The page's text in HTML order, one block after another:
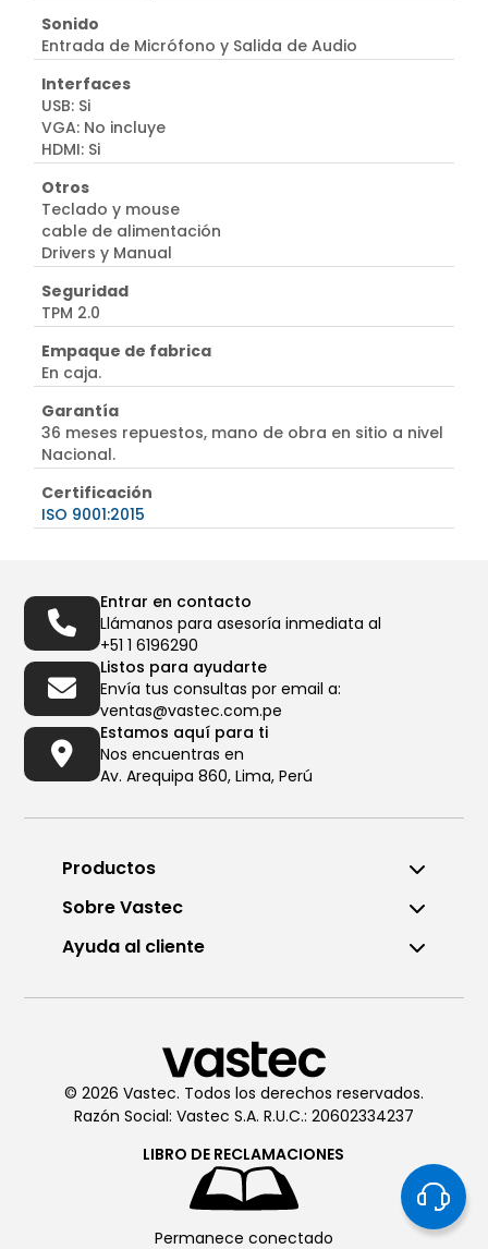
Sonido
Entrada de Micrófono y Salida de Audio
Interfaces
USB: Si
VGA: No incluye
HDMI: Si
Otros
Teclado y mouse
cable de alimentación
Drivers y Manual
Seguridad
TPM 2.0
Empaque de fabrica
En caja.
Garantía
36 meses repuestos, mano de obra en sitio a nivel
Nacional.
Certificación
ISO 9001:2015
De Lunes a Viernes de 8:00am
a 6:00pm
Chatea conVastec
De Lunes a Viernes de 8:00am
a 6:00pm
Soporte técnico
Entrar en contacto
Llámanos para asesoría inmediata al
+51 1 6196290
Listos para ayudarte
Envía tus consultas por email a:
ventas@vastec.com.pe
Estamos aquí para ti
Nos encuentras en
Av. Arequipa 860, Lima, Perú
Productos
Sobre Vastec
Ayuda al cliente
© 2026 Vastec. Todos los derechos reservados.
Razón Social: Vastec S.A. R.U.C.: 20602334237
LIBRO DE RECLAMACIONES
Permanece conectado